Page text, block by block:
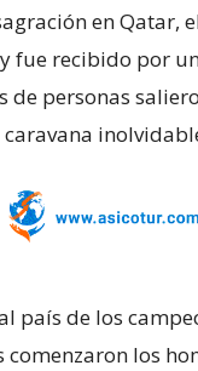
en Qatar,
fue recibido por
de personas
país de los
los